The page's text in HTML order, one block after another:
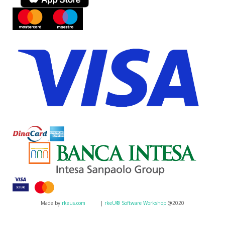
Made by rkeus.com | rkeU® Software Workshop @2020